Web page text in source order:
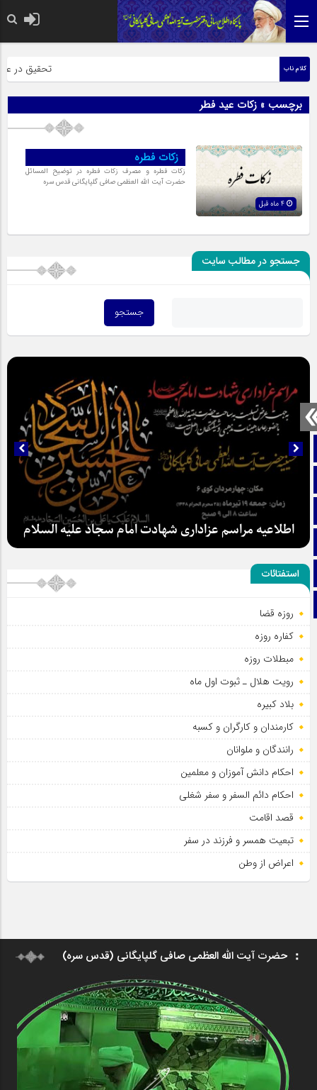
صفحه نخست
آپارات
اینستاگرام
کلام ناب تحقیق در
برچسب » زکات عید فطر
زکات فطره
زکات فطره و مصرف زکات فطره در توضیح المسائل
حضرت آیت الله العظمی صافی گلپایگانی قدس سره
جستجو در مطالب سایت
اطلاعیه مراسم عزاداری شهادت امام سجاد علیه السلام
استفتائات
روزه قضا
کفاره روزه
مبطلات روزه
رویت هلال ـ ثبوت اول ماه
بلاد کبیره
کارمندان و کارگران و کسبه
رانندگان و ملوانان
احکام دانش آموزان و معلمین
احکام دائم السفر و سفر شغلی
قصد اقامت
تبعیت همسر و فرزند در سفر
اعراض از وطن
حضرت آیت الله العظمی صافی گلپایگانی (قدس سره)